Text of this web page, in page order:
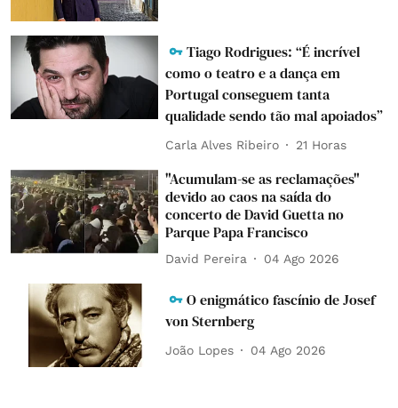
Tiago Rodrigues: “É incrível
como o teatro e a dança em
Portugal conseguem tanta
qualidade sendo tão mal apoiados”
Carla Alves Ribeiro 21 Horas
"Acumulam-se as reclamações"
devido ao caos na saída do
concerto de David Guetta no
Parque Papa Francisco
David Pereira 04 Ago 2026
O enigmático fascínio de Josef
von Sternberg
João Lopes 04 Ago 2026